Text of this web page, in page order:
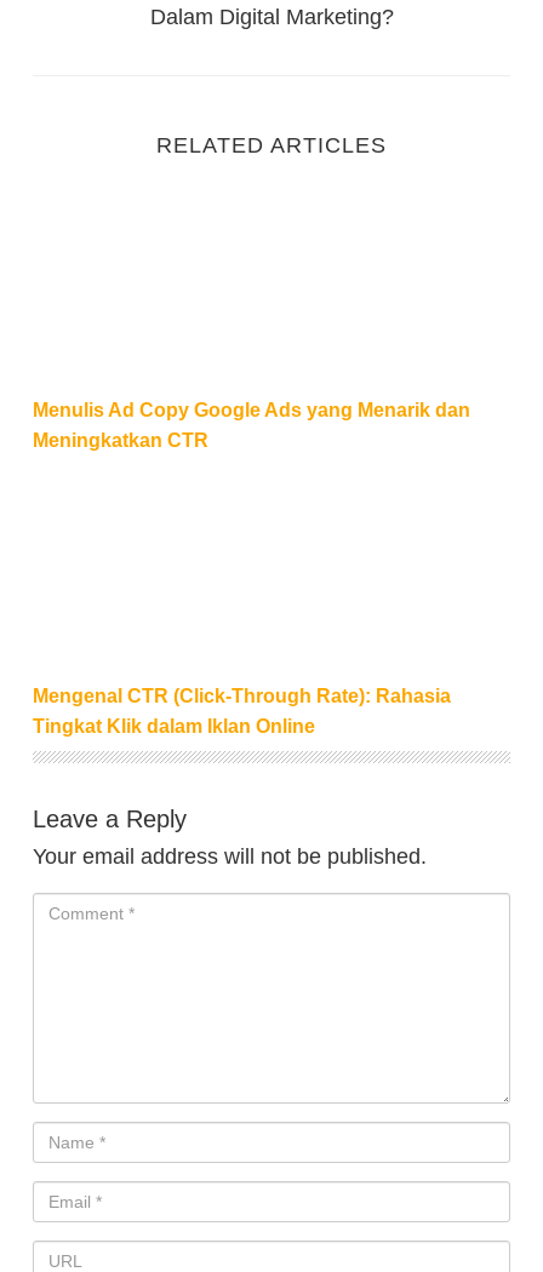
Dalam Digital Marketing?
RELATED ARTICLES
Menulis Ad Copy Google Ads yang Menarik dan
Meningkatkan CTR
Mengenal CTR (Click-Through Rate): Rahasia
Tingkat Klik dalam Iklan Online
Leave a Reply
Your email address will not be published.